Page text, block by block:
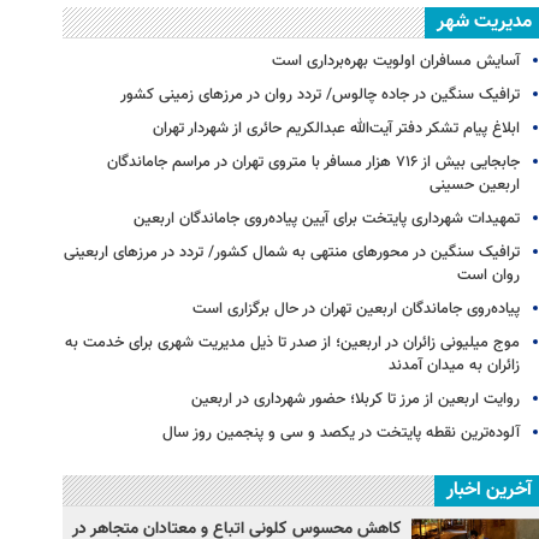
مدیریت شهر
آسایش مسافران اولویت بهره‌برداری است
ترافیک سنگین در جاده چالوس/ تردد روان در مرزهای زمینی کشور
ابلاغ پیام تشکر دفتر آیت‌الله عبدالکریم حائری از شهردار تهران
جابجایی بیش از ۷۱۶ هزار مسافر با متروی تهران در مراسم جاماندگان
اربعین حسینی
تمهیدات شهرداری پایتخت برای آیین پیاده‌روی جاماندگان اربعین
ترافیک سنگین در محورهای منتهی به شمال کشور/ تردد در مرزهای اربعینی
روان است
پیاده‌روی جاماندگان اربعین تهران در حال برگزاری است
موج میلیونی زائران در اربعین؛ از صدر تا ذیل مدیریت شهری برای خدمت به
زائران به میدان آمدند
روایت اربعین از مرز تا کربلا؛ حضور شهرداری در اربعین
آلوده‌ترین نقطه پایتخت در یکصد و سی‌ و پنجمین روز سال
آخرین اخبار
کاهش محسوس کلونی اتباع و معتادان متجاهر در